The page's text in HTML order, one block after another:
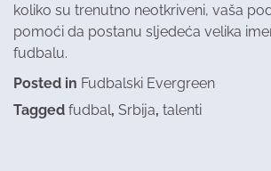
koliko su trenutno neotkriveni, vaša
pomoći da postanu sljedeća velika
fudbalu.
Posted in Fudbalski Evergreen
Tagged fudbal, Srbija, talenti